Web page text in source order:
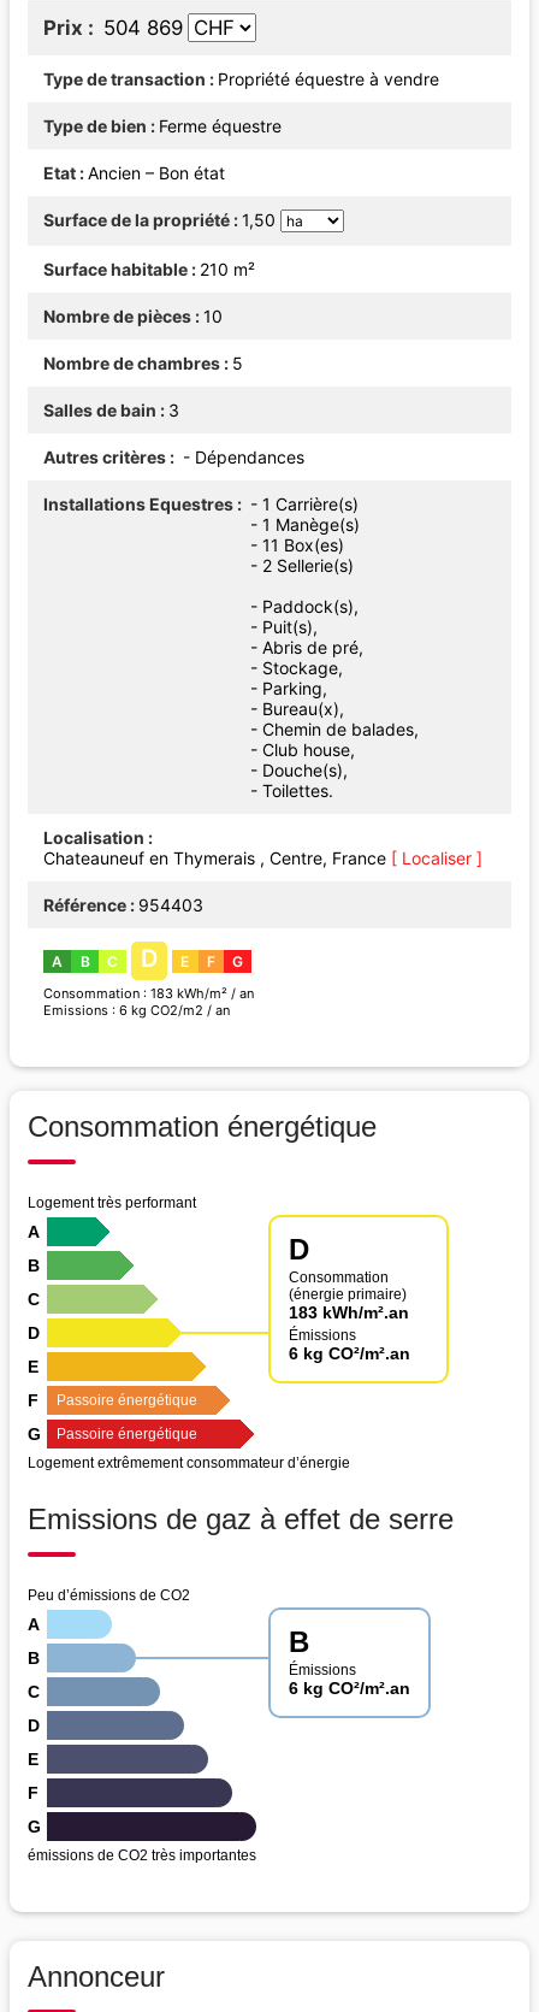
Prix 504 869
Type de transaction Propriété équestre à vendre
Type de bien Ferme équestre
Etat Ancien – Bon état
Surface de la propriété 1,50
Surface habitable 210 m²
Nombre de pièces 10
Nombre de chambres 5
Salles de bain 3
Autres critères - Dépendances
Installations Equestres
- 1 Carrière(s)
- 1 Manège(s)
- 11 Box(es)
- 2 Sellerie(s)
- Paddock(s),
- Puit(s),
- Abris de pré,
- Stockage,
- Parking,
- Bureau(x),
- Chemin de balades,
- Club house,
- Douche(s),
- Toilettes.
Localisation
Chateauneuf en Thymerais , Centre, France [ Localiser ]
Référence 954403
A B C D E F G
Consommation : 183 kWh/m² / an
Emissions : 6 kg CO2/m2 / an
Consommation énergétique
Logement très performant
D
Consommation
(énergie primaire)
183 kWh/m².an
Émissions
6 kg CO²/m².an
A
B
C
D
E
F
Passoire énergétique
G
Passoire énergétique
Logement extrêmement consommateur d’énergie
Emissions de gaz à effet de serre
Peu d’émissions de CO2
B
Émissions
6 kg CO²/m².an
A
B
C
D
E
F
G
émissions de CO2 très importantes
Annonceur